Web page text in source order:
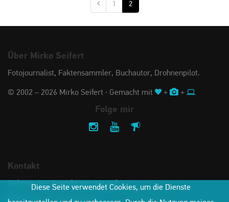
1 2
Über Mirko Seifert
Fotojournalist, Faktensammler, Buchautor, Drohnenpilot.
© 2002 – 2026 Mirko Seifert · Gemacht mit + +
Folge mir
Kontakt
Nehmen Sie Kontakt mit mir auf:
Diese Seite verwendet Cookies, um die Dienste